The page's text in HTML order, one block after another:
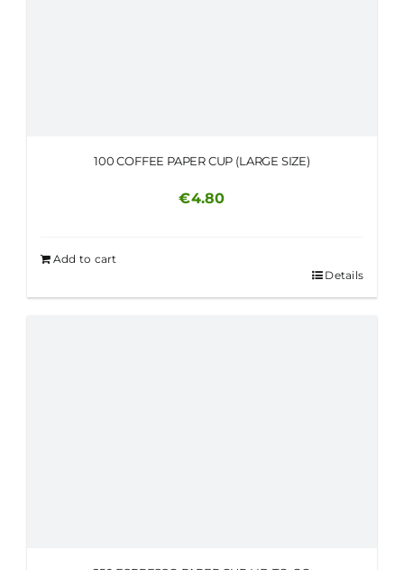
100 COFFEE PAPER CUP (LARGE SIZE)
€4.80
Add to cart
Details